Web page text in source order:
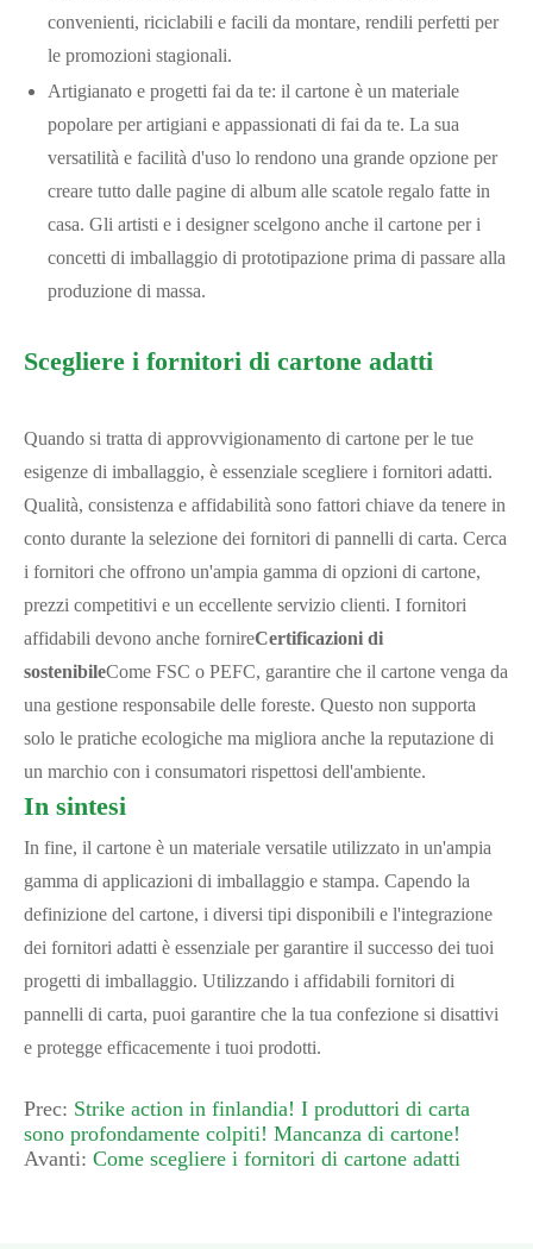
convenienti, riciclabili e facili da montare, rendili perfetti per
le promozioni stagionali.
Artigianato e progetti fai da te: il cartone è un materiale
popolare per artigiani e appassionati di fai da te. La sua
versatilità e facilità d'uso lo rendono una grande opzione per
creare tutto dalle pagine di album alle scatole regalo fatte in
casa. Gli artisti e i designer scelgono anche il cartone per i
concetti di imballaggio di prototipazione prima di passare alla
produzione di massa.
Scegliere i fornitori di cartone adatti
Quando si tratta di approvvigionamento di cartone per le tue
esigenze di imballaggio, è essenziale scegliere i fornitori adatti.
Qualità, consistenza e affidabilità sono fattori chiave da tenere in
conto durante la selezione dei fornitori di pannelli di carta. Cerca
i fornitori che offrono un'ampia gamma di opzioni di cartone,
prezzi competitivi e un eccellente servizio clienti. I fornitori
affidabili devono anche fornireCertificazioni di
sostenibileCome FSC o PEFC, garantire che il cartone venga da
una gestione responsabile delle foreste. Questo non supporta
solo le pratiche ecologiche ma migliora anche la reputazione di
un marchio con i consumatori rispettosi dell'ambiente.
In sintesi
In fine, il cartone è un materiale versatile utilizzato in un'ampia
gamma di applicazioni di imballaggio e stampa. Capendo la
definizione del cartone, i diversi tipi disponibili e l'integrazione
dei fornitori adatti è essenziale per garantire il successo dei tuoi
progetti di imballaggio. Utilizzando i affidabili fornitori di
pannelli di carta, puoi garantire che la tua confezione si disattivi
e protegge efficacemente i tuoi prodotti.
Prec: Strike action in finlandia! I produttori di carta
sono profondamente colpiti! Mancanza di cartone!
Avanti: Come scegliere i fornitori di cartone adatti